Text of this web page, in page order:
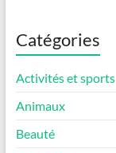
Catégories
Activités et sports
Animaux
Beauté